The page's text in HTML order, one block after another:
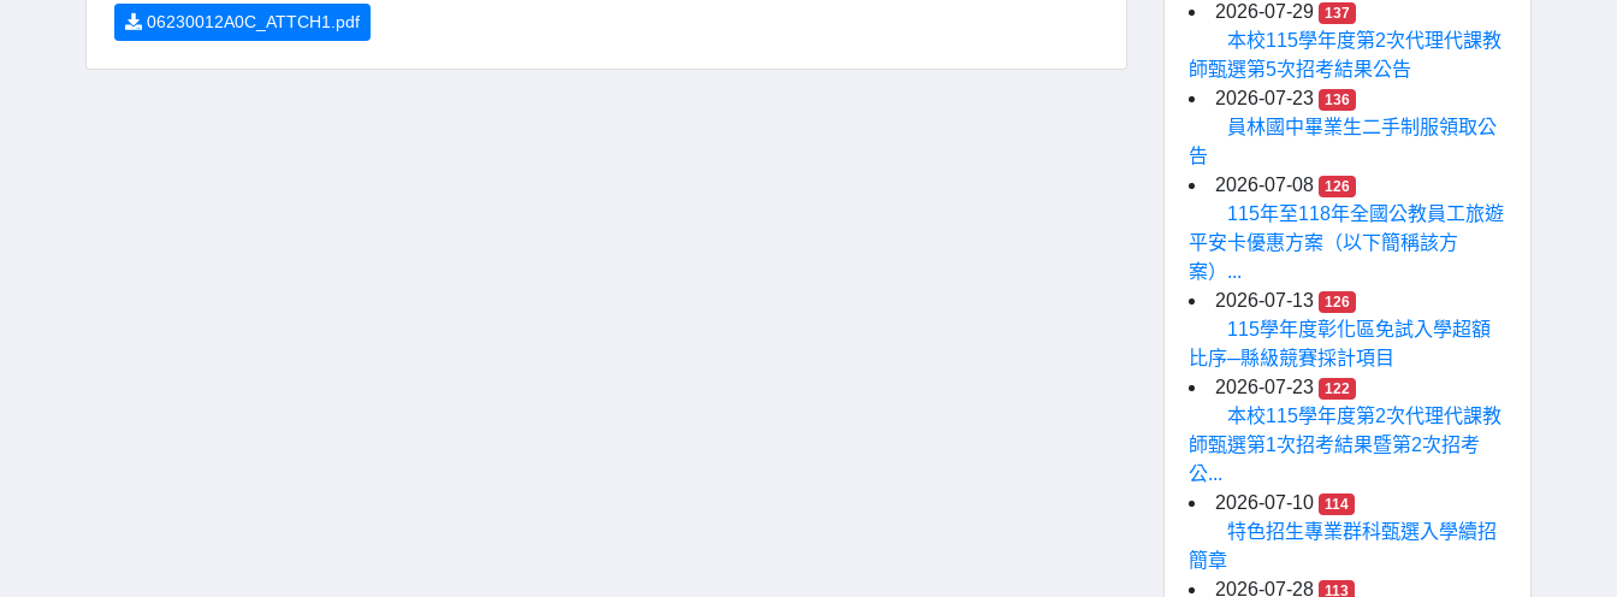
06230012A0C_ATTCH1.pdf
2026-07-29
137
本校115學年度第2次代理代課教
師甄選第5次招考結果公告
2026-07-23
136
員林國中畢業生二手制服領取公
告
2026-07-08
126
115年至118年全國公教員工旅遊
平安卡優惠方案（以下簡稱該方
案）...
2026-07-13
126
115學年度彰化區免試入學超額
比序─縣級競賽採計項目
2026-07-23
122
本校115學年度第2次代理代課教
師甄選第1次招考結果暨第2次招考
公...
2026-07-10
114
特色招生專業群科甄選入學續招
簡章
2026-07-28
113